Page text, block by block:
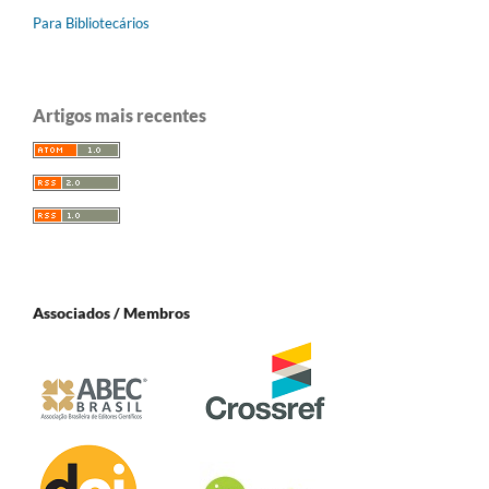
Para Bibliotecários
Artigos mais recentes
Associados / Membros